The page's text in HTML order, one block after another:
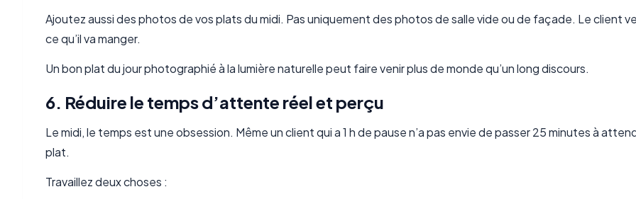
Ajoutez aussi des photos de vos plats du midi. Pas uniquement des photos de salle vide ou de façade. Le client
ce qu’il va manger.
Un bon plat du jour photographié à la lumière naturelle peut faire venir plus de monde qu’un long discours.
6. Réduire le temps d’attente réel et perçu
Le midi, le temps est une obsession. Même un client qui a 1 h de pause n’a pas envie de passer 25 minutes à
plat.
Travaillez deux choses :